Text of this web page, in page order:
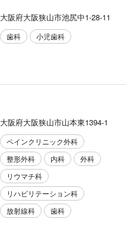
大阪府大阪狭山市池尻中1-28-11
歯科 小児歯科
大阪府大阪狭山市山本東1394-1
ペインクリニック外科
整形外科
内科
外科
リウマチ科
リハビリテーション科
放射線科
歯科